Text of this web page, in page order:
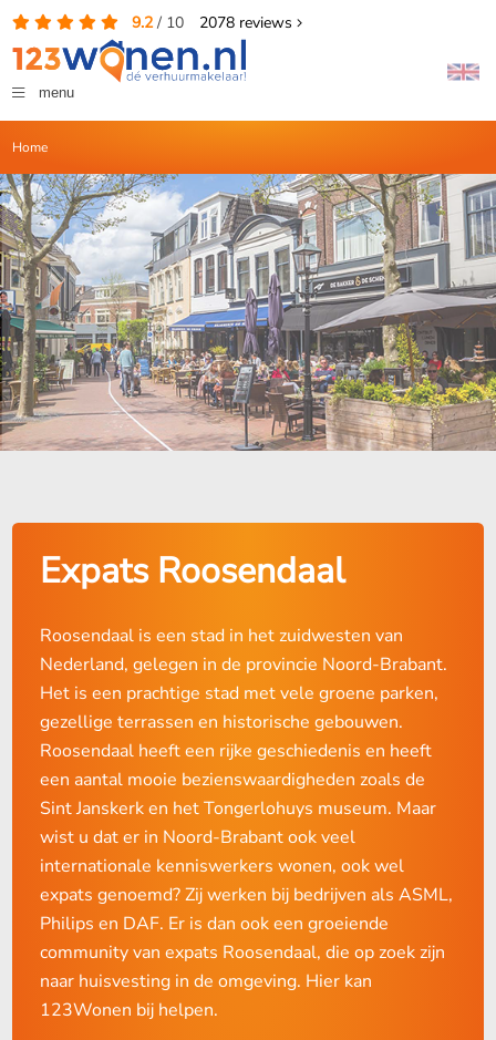
9.2/ 10 2078reviews
menu
Home
Expats Roosendaal
Roosendaal is een stad in het zuidwesten van
Nederland, gelegen in de provincie Noord-Brabant.
Het is een prachtige stad met vele groene parken,
gezellige terrassen en historische gebouwen.
Roosendaal heeft een rijke geschiedenis en heeft
een aantal mooie bezienswaardigheden zoals de
Sint Janskerk en het Tongerlohuys museum. Maar
wist u dat er in Noord-Brabant ook veel
internationale kenniswerkers wonen, ook wel
expats genoemd? Zij werken bij bedrijven als ASML,
Philips en DAF. Er is dan ook een groeiende
community van expats Roosendaal, die op zoek zijn
naar huisvesting in de omgeving. Hier kan
123Wonen bij helpen.